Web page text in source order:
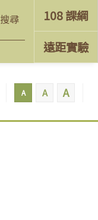
搜尋
108 課綱
遠距實驗
A A A